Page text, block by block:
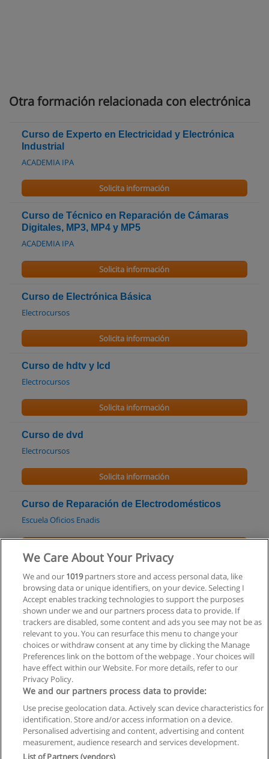
Otra formación relacionada con electrónica
Curso de Experto en Electricidad y Electrónica
Industrial
ACADEMIA IPA
Solicita información
Curso de Técnico en Reparación de Cámaras
Digitales, MP3, MP4 y MP5
ACADEMIA IPA
Solicita información
Curso de Electrónica Básica
Electrocursos
Solicita información
Curso de hdtv y lcd
Electrocursos
Solicita información
Curso de dvd
Electrocursos
Solicita información
Curso de Reparación de Electrodomésticos
Escuela Oficios Enadis
Curso de Manejo
Academia Gustavo1ero
Solicita información
Privacidad de datos
Contactar con Educaedu
Copyright © Educaedu Business S.L. - CIF : B-95610580: -
We Care About Your Privacy
We and our 1019partners store and access personal data, like
browsing data or unique identifiers, on your device. Selecting I
Accept enables tracking technologies to support the purposes
shown under we and our partners process data to provide. If
trackers are disabled, some content and ads you see may not be as
relevant to you. You can resurface this menu to change your
choices or withdraw consent at any time by clicking the Manage
Preferences link on the bottom of the webpage . Your choices will
have effect within our Website. For more details, refer to our
Privacy Policy.
We and our partners process data to provide:
Use precise geolocation data. Actively scan device characteristics for
identification. Store and/or access information on a device.
Personalised advertising and content, advertising and content
measurement, audience research and services development.
List of Partners (vendors)